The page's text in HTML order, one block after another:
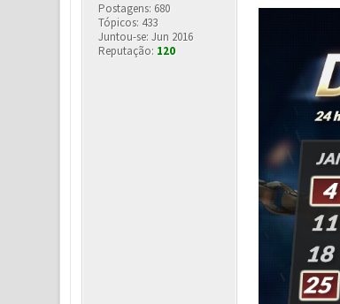
Postagens: 680
Tópicos: 433
Juntou-se: Jun 2016
Reputação: 120